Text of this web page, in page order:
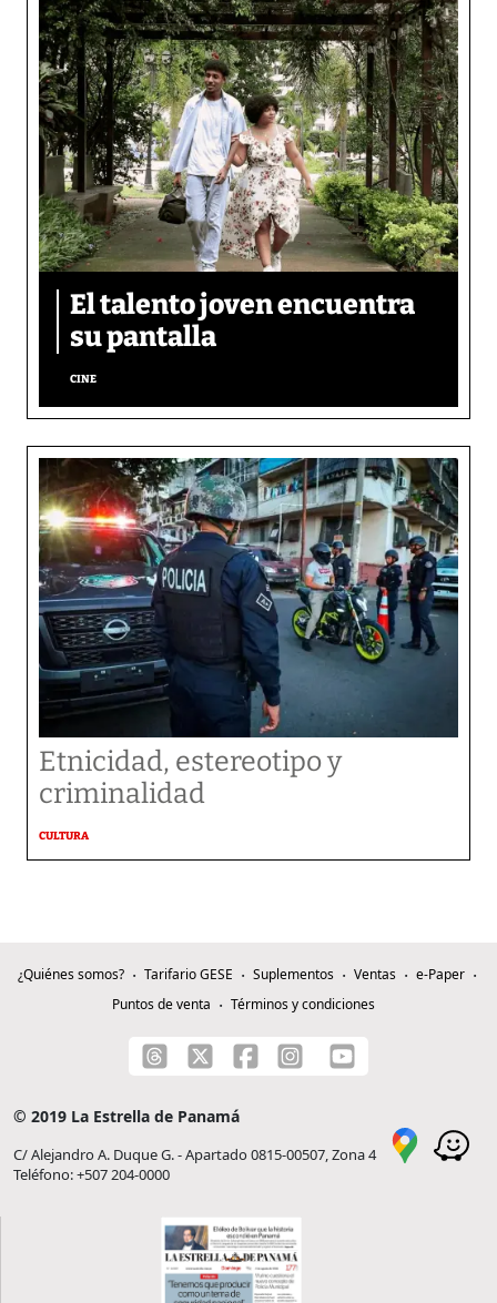
El talento joven encuentra
su pantalla​
CINE
Etnicidad, estereotipo y
criminalidad
CULTURA
¿Quiénes somos? Tarifario GESE Suplementos Ventas
e-Paper
Puntos de venta
Términos y condiciones
© 2019 La Estrella de Panamá
C/ Alejandro A. Duque G. - Apartado 0815-00507, Zona 4
Teléfono: +507 204-0000